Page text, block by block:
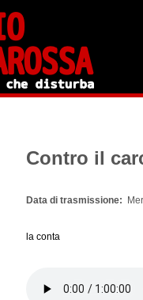
Contro il
Data di trasmissione
la conta